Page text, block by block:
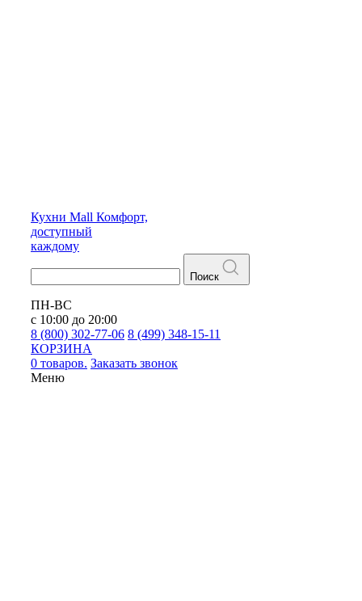
Кухни Mall Комфорт,
доступный
каждому
Поиск
ПН-ВС
с 10:00 до 20:00
8 (800) 302-77-06 8 (499) 348-15-11
КОРЗИНА
0 товаров. Заказать звонок
Меню